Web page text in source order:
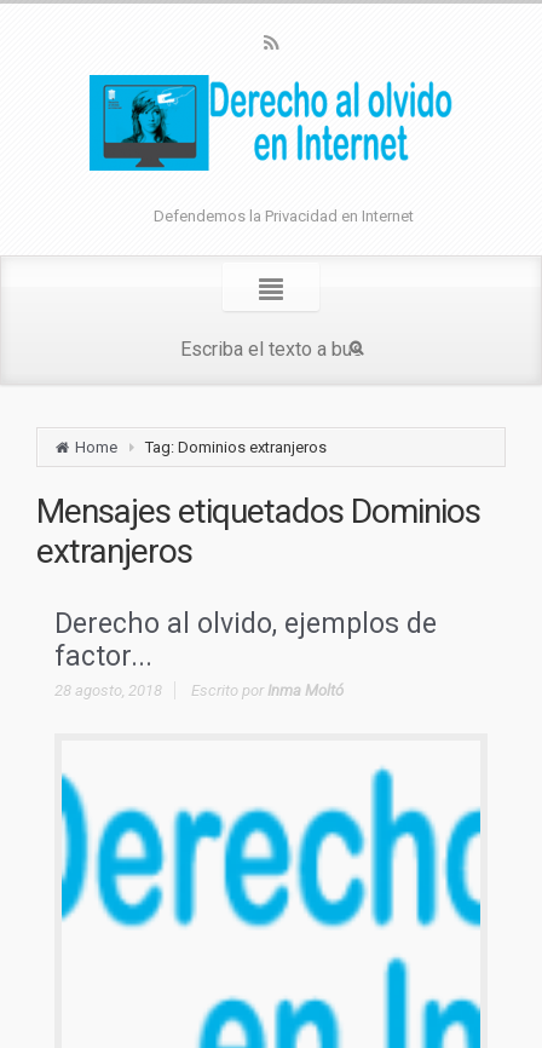
Defendemos la Privacidad en Internet
Home Tag: Dominios extranjeros
Mensajes etiquetados Dominios
extranjeros
Derecho al olvido, ejemplos de
factor...
28 agosto, 2018 Escrito por Inma Moltó